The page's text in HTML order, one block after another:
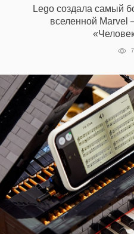
Lego создала самый
вселенной Marvel